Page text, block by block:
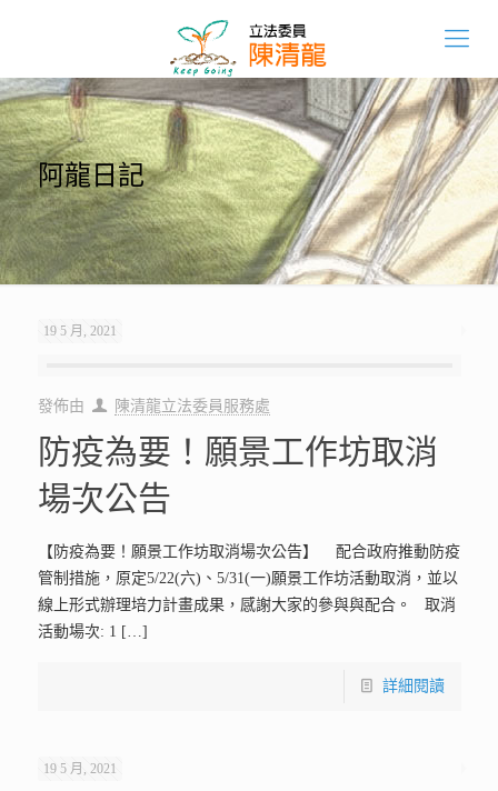
阿龍日記
19 5 月, 2021
發佈由 陳清龍立法委員服務處
防疫為要！願景工作坊取消
場次公告
【防疫為要！願景工作坊取消場次公告】 配合政府推動防疫
管制措施，原定5/22(六)、5/31(一)願景工作坊活動取消，並以
線上形式辦理培力計畫成果，感謝大家的參與與配合。 取消
活動場次: 1 […]
詳細閱讀
19 5 月, 2021